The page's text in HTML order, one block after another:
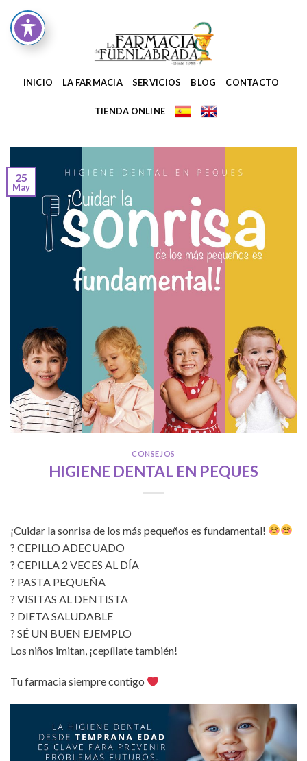
content
INICIO LA FARMACIA SERVICIOS BLOG CONTACTO
TIENDA ONLINE
25
May
CONSEJOS
HIGIENE DENTAL EN PEQUES
¡Cuidar la sonrisa de los más pequeños es fundamental!
? CEPILLO ADECUADO
? CEPILLA 2 VECES AL DÍA
? PASTA PEQUEÑA
? VISITAS AL DENTISTA
? DIETA SALUDABLE
? SÉ UN BUEN EJEMPLO
Los niños imitan, ¡cepíllate también!
Tu farmacia siempre contigo